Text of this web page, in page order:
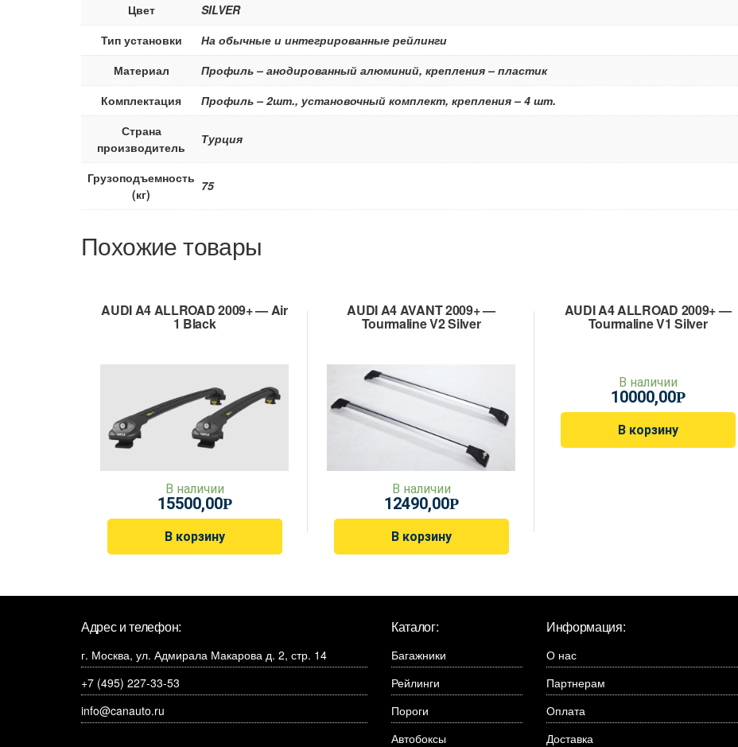
Цвет
SILVER
Тип установки
На обычные и интегрированные рейлинги
Материал
Профиль – анодированный алюминий, крепления – пластик
Комплектация
Профиль – 2шт., установочный комплект, крепления – 4 шт.
Страна
производитель
Турция
Грузоподъемность
(кг)
75
Похожие товары
AUDI A4 ALLROAD 2009+ — Air
1 Black
В наличии
15500,00Р
В корзину
AUDI A4 AVANT 2009+ —
Tourmaline V2 Silver
В наличии
12490,00Р
В корзину
AUDI A4 ALLROAD 2009+ —
Tourmaline V1 Silver
В наличии
10000,00Р
В корзину
Адрес и телефон:
г. Москва, ул. Адмирала Макарова д. 2, стр. 14
+7 (495) 227-33-53
info@canauto.ru
Каталог:
Багажники
Рейлинги
Пороги
Автобоксы
Информация:
О нас
Партнерам
Оплата
Доставка